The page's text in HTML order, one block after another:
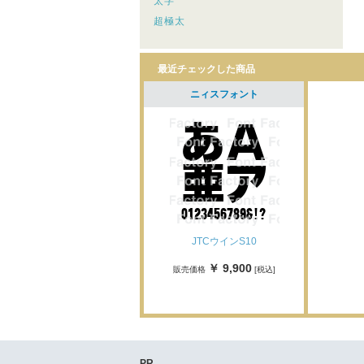
超極太
最近チェックした商品
ニィスフォント
JTCウインS10
販売価格 ￥ 9,900[税込]